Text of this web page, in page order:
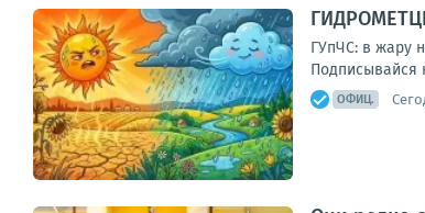
ГУпЧС: в жару
Подписывайся
ОФИЦ.